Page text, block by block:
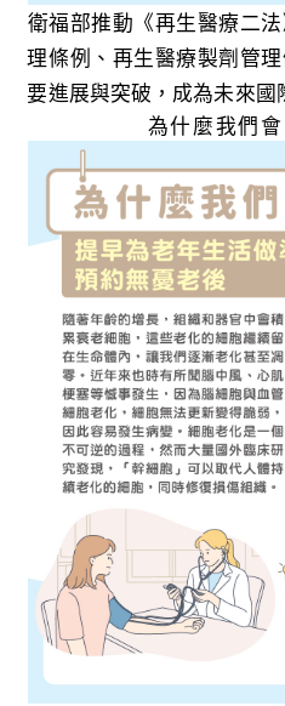
衛福部推動《再生醫療二
理條例、再生醫療製劑管
要進展與突破，成為未來國
為什麼我們